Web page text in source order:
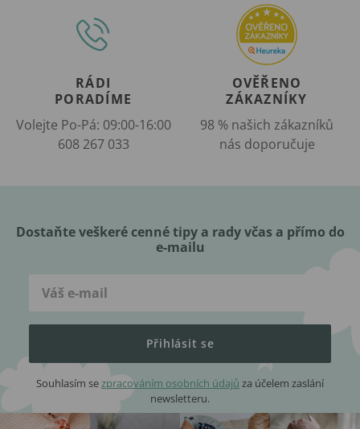
RÁDI
PORADÍME
Volejte Po-Pá: 09:00-16:00
608 267 033
OVĚŘENO
ZÁKAZNÍKY
98 % našich zákazníků
nás doporučuje
Dostaňte veškeré cenné tipy a rady včas a přímo do
e-mailu
Přihlásit se
Souhlasím se zpracováním osobních údajů za účelem zaslání
newsletteru.